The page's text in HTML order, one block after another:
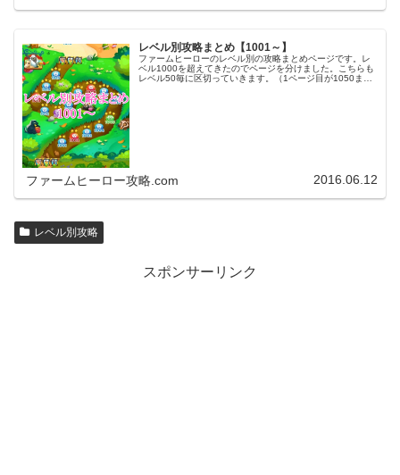
レベル別攻略まとめ【1001～】
ファームヒーローのレベル別の攻略まとめページです。レ
ベル1000を超えてきたのでページを分けました。こちらも
レベル50毎に区切っていきます。（1ページ目が1050ま
ファームヒーロー攻略.com 2016.06.12
レベル別攻略
スポンサーリンク